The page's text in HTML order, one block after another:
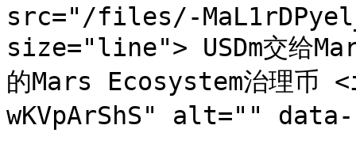
src="/files/-
size="line"> USDm交给
的Mars Ecosystem治理
wKVpArShS" alt=""